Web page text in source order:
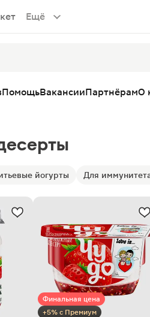
Ещё
ПомощьВакансииПартнёрамО
йогурты Для
Финальная цена
+5% с Премиум